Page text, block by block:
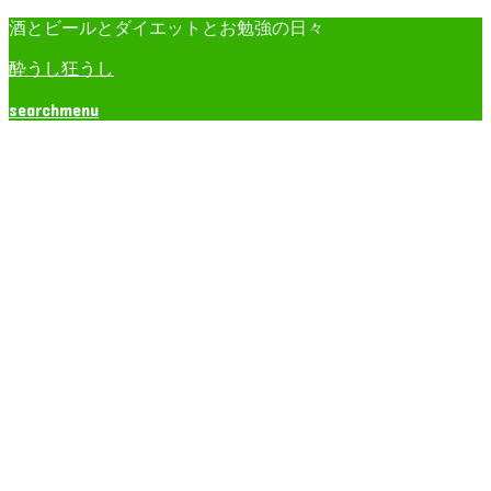
酒とビールとダイエットとお勉強の日々
酔うし狂うし
searchmenu